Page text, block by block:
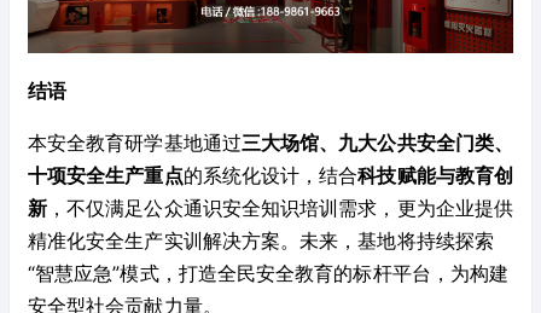
结语
本安全教育研学基地通过三大场馆、九大公共安全门类、
十项安全生产重点的系统化设计，结合科技赋能与教育创
新 ，不仅满足公众通识安全知识培训需求，更为企业提供
精准化安全生产实训解决方案。未来，基地将持续探索
“智慧应急”模式，打造全民安全教育的标杆平台，为构建
安全型社会贡献力量。